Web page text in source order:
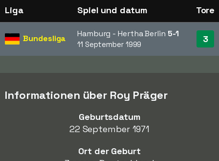
Liga Spiel und datum Tore
Bundesliga Hamburg - Hertha Berlin 5-1
11 September 1999 3
Informationen über Roy Präger
Geburtsdatum
22 September 1971
Ort der Geburt